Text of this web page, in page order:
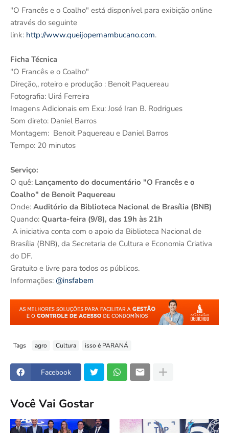
"O Francês e o Coalho" está disponível para exibição online
através do seguinte
link: http://www.queijopernambucano.com.
Ficha Técnica
"O Francês e o Coalho"
Direção,, roteiro e produção : Benoit Paquereau
Fotografia: Uirá Ferreira
Imagens Adicionais em Exu: José Iran B. Rodrigues
Som direto: Daniel Barros
Montagem: Benoit Paquereau e Daniel Barros
Tempo: 20 minutos
Serviço:
O quê: Lançamento do documentário "O Francês e o
Coalho" de Benoit Paquereau
Onde: Auditório da Biblioteca Nacional de Brasília (BNB)
Quando: Quarta-feira (9/8), das 19h às 21h
A iniciativa conta com o apoio da Biblioteca Nacional de
Brasília (BNB), da Secretaria de Cultura e Economia Criativa
do DF.
Gratuito e livre para todos os públicos.
Informações: @insfabem
Tags agro Cultura isso é PARANÁ
Facebook
Você Vai Gostar